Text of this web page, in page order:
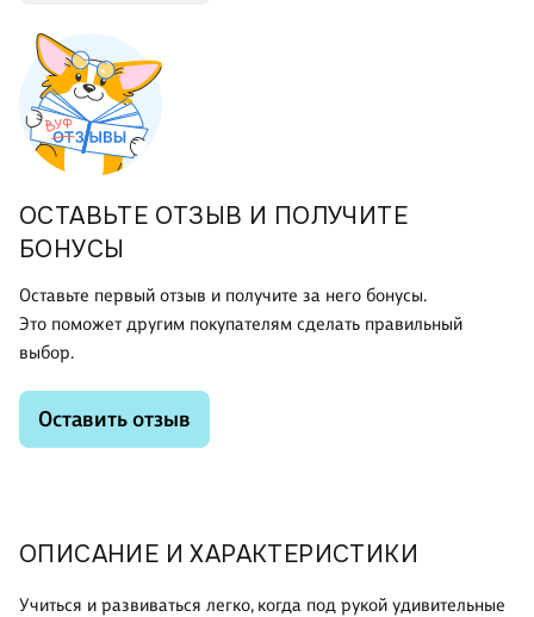
ОПИСАНИЕ И ХАРАКТЕРИСТИКИ
Учиться и развиваться легко, когда под рукой удивительные
ОСТАВЬТЕ ОТЗЫВ И ПОЛУЧИТЕ
БОНУСЫ
Оставьте первый отзыв и получите за него бонусы.
Это поможет другим покупателям сделать правильный
выбор.
Оставить отзыв